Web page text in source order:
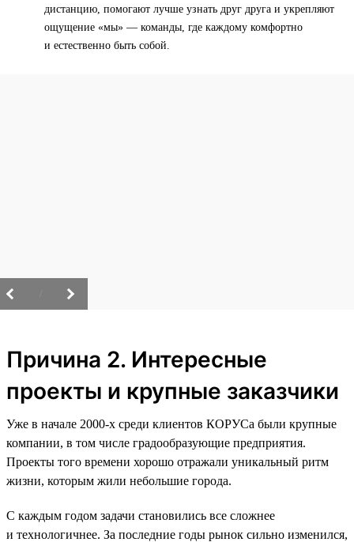
дистанцию, помогают лучше узнать друг друга и укрепляют
ощущение «мы» — команды, где каждому комфортно
и естественно быть собой.
Причина 2. Интересные
проекты и крупные заказчики
Уже в начале 2000-х среди клиентов КОРУСа были крупные
компании, в том числе градообразующие предприятия.
Проекты того времени хорошо отражали уникальный ритм
жизни, которым жили небольшие города.
С каждым годом задачи становились все сложнее
и технологичнее. За последние годы рынок сильно изменился,